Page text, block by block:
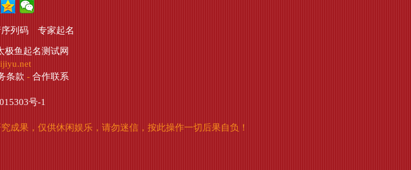
列码 专家起名
极鱼起名测试网
条款 - 合作联系
号-1
成果，仅供休闲娱乐，请勿迷信，按此操作一切后果自负！